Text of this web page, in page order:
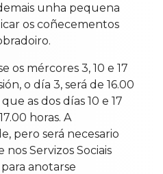
unha pequena
os coñecementos
os mércores 3, 10 e 17
o día 3, será de 16.00
as dos días 10 e 17
horas. A
pero será necesario
Servizos Sociais
anotarse